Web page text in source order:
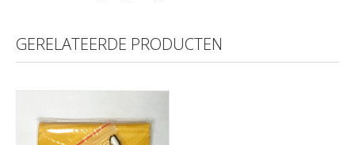
GERELATEERDE PRODUCTEN